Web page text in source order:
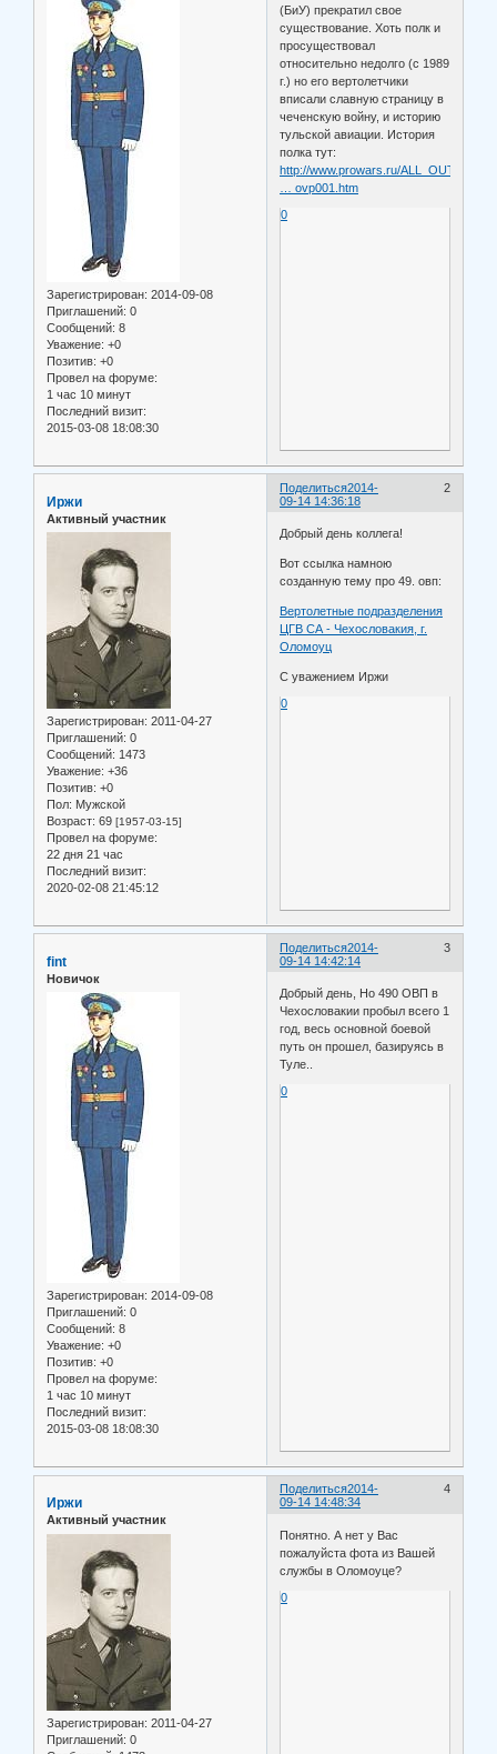
Зарегистрирован: 2014-09-08
Приглашений: 0
Сообщений: 8
Уважение: +0
Позитив: +0
Провел на форуме:
1 час 10 минут
Последний визит:
2015-03-08 18:08:30
(БиУ) прекратил свое
существование. Хоть полк и
просуществовал
относительно недолго (с 1989
г.) но его вертолетчики
вписали славную страницу в
чеченскую войну, и историю
тульской авиации. История
полка тут:
http://www.prowars.ru/ALL_OUT/
… ovp001.htm
0
Поделиться 2
2014-
09-14 14:36:18
Иржи
Активный участник
Зарегистрирован: 2011-04-27
Приглашений: 0
Сообщений: 1473
Уважение: +36
Позитив: +0
Пол: Мужской
Возраст: 69 [1957-03-15]
Провел на форуме:
22 дня 21 час
Последний визит:
2020-02-08 21:45:12
Добрый день коллега!
Вот ссылка намною
созданную тему про 49. овп:
Вертолетные подразделения
ЦГВ СА - Чехословакия, г.
Оломоуц
С уважением Иржи
0
Поделиться 3
2014-
09-14 14:42:14
fint
Новичок
Зарегистрирован: 2014-09-08
Приглашений: 0
Сообщений: 8
Уважение: +0
Позитив: +0
Провел на форуме:
1 час 10 минут
Последний визит:
2015-03-08 18:08:30
Добрый день, Но 490 ОВП в
Чехословакии пробыл всего 1
год, весь основной боевой
путь он прошел, базируясь в
Туле..
0
Поделиться 4
2014-
09-14 14:48:34
Иржи
Активный участник
Зарегистрирован: 2011-04-27
Приглашений: 0
Понятно. А нет у Вас
пожалуйста фота из Вашей
службы в Оломоуце?
0